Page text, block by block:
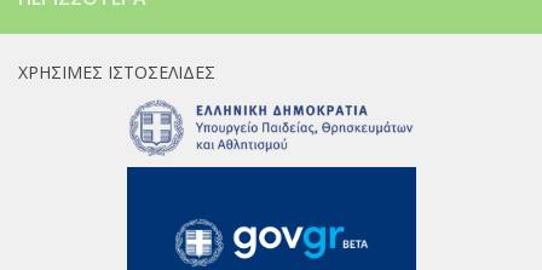
ΧΡΉΣΙΜΕΣ ΙΣΤΟΣΕΛΊΔΕΣ